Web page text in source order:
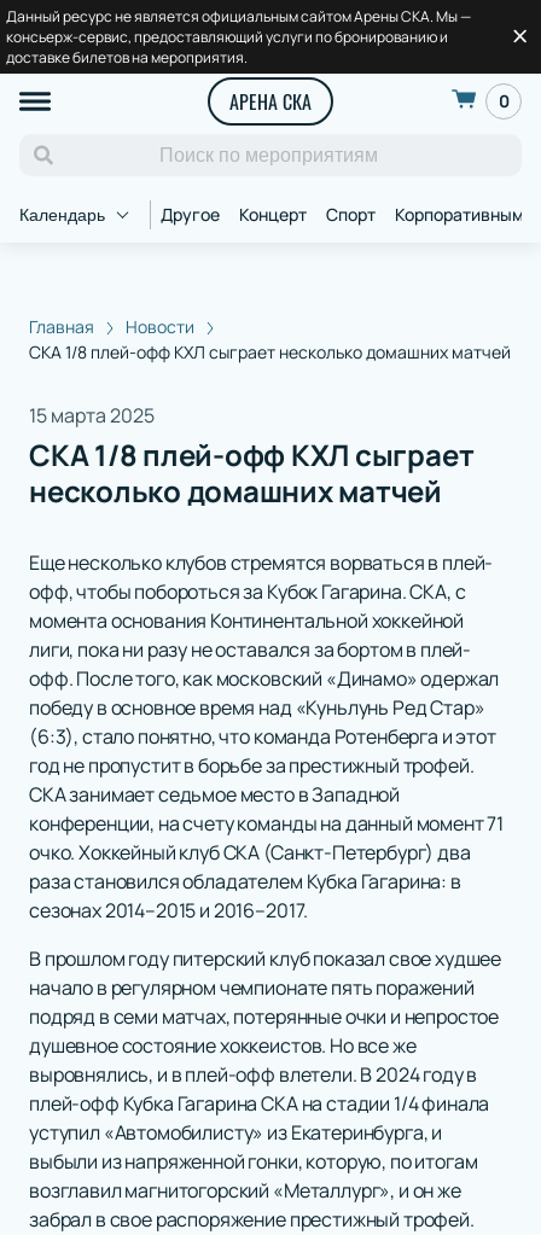
Данный ресурс не является официальным сайтом Арены СКА. Мы —
консьерж-сервис, предоставляющий услуги по бронированию и
доставке билетов на мероприятия.
АРЕНА СКА 0
Календарь Другое Концерт Спорт Корпоративным
Главная
Новости
СКА 1/8 плей-офф КХЛ сыграет несколько домашних матчей
15 марта 2025
СКА 1/8 плей-офф КХЛ сыграет
несколько домашних матчей
Еще несколько клубов стремятся ворваться в плей-
офф, чтобы побороться за Кубок Гагарина. СКА, с
момента основания Континентальной хоккейной
лиги, пока ни разу не оставался за бортом в плей-
офф. После того, как московский «Динамо» одержал
победу в основное время над «Куньлунь Ред Стар»
(6:3), стало понятно, что команда Ротенберга и этот
год не пропустит в борьбе за престижный трофей.
СКА занимает седьмое место в Западной
конференции, на счету команды на данный момент 71
очко. Хоккейный клуб СКА (Санкт-Петербург) два
раза становился обладателем Кубка Гагарина: в
сезонах 2014–2015 и 2016–2017.
В прошлом году питерский клуб показал свое худшее
начало в регулярном чемпионате пять поражений
подряд в семи матчах, потерянные очки и непростое
душевное состояние хоккеистов. Но все же
выровнялись, и в плей-офф влетели. В 2024 году в
плей-офф Кубка Гагарина СКА на стадии 1/4 финала
уступил «Автомобилисту» из Екатеринбурга, и
выбыли из напряженной гонки, которую, по итогам
возглавил магнитогорский «Металлург», и он же
забрал в свое распоряжение престижный трофей.